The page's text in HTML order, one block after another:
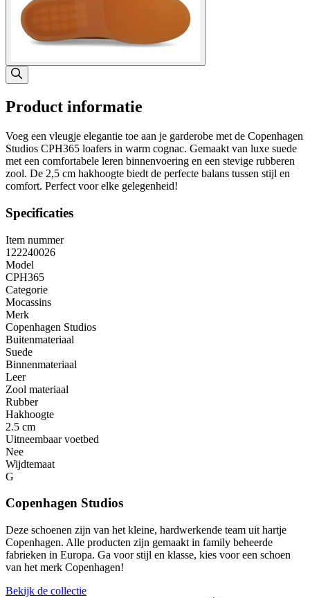
Product informatie
Voeg een vleugje elegantie toe aan je garderobe met de Copenhagen
Studios CPH365 loafers in warm cognac. Gemaakt van luxe suede
met een comfortabele leren binnenvoering en een stevige rubberen
zool. De 2,5 cm hakhoogte biedt de perfecte balans tussen stijl en
comfort. Perfect voor elke gelegenheid!
Specificaties
Item nummer
122240026
Model
CPH365
Categorie
Mocassins
Merk
Copenhagen Studios
Buitenmateriaal
Suede
Binnenmateriaal
Leer
Zool materiaal
Rubber
Hakhoogte
2.5 cm
Uitneembaar voetbed
Nee
Wijdtemaat
G
Copenhagen Studios
Deze schoenen zijn van het kleine, hardwerkende team uit hartje
Copenhagen. Alle producten zijn gemaakt in family beheerde
fabrieken in Europa. Ga voor stijl en klasse, kies voor een schoen
van het merk Copenhagen!
Bekijk de collectie